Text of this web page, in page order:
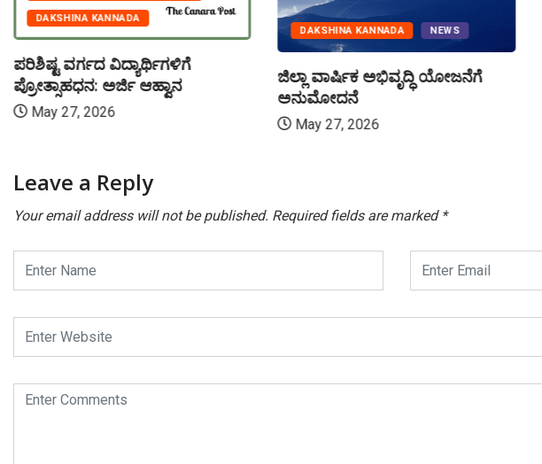
DAKSHINA KANNADA
ಪರಿಶಿಷ್ಟ ವರ್ಗದ ವಿದ್ಯಾರ್ಥಿಗಳಿಗೆ
ಪ್ರೋತ್ಸಾಹಧನ: ಅರ್ಜಿ ಆಹ್ವಾನ
May 27, 2026
DAKSHINA KANNADA NEWS
ಜಿಲ್ಲಾ ವಾರ್ಷಿಕ ಅಭಿವೃದ್ಧಿ ಯೋಜನೆಗೆ
ಅನುಮೋದನೆ
May 27, 2026
Leave a Reply
Your email address will not be published. Required fields are marked *